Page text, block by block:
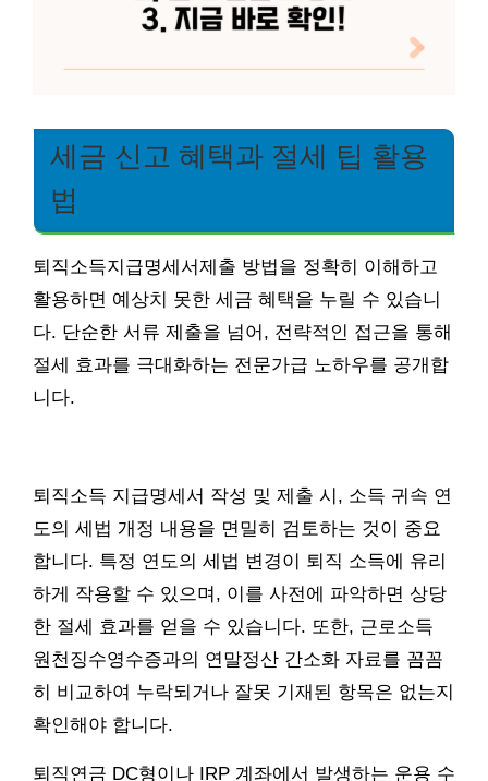
세금 신고 혜택과 절세 팁 활용
법
퇴직소득지급명세서제출 방법을 정확히 이해하고
활용하면 예상치 못한 세금 혜택을 누릴 수 있습니
다. 단순한 서류 제출을 넘어, 전략적인 접근을 통해
절세 효과를 극대화하는 전문가급 노하우를 공개합
니다.
퇴직소득 지급명세서 작성 및 제출 시, 소득 귀속 연
도의 세법 개정 내용을 면밀히 검토하는 것이 중요
합니다. 특정 연도의 세법 변경이 퇴직 소득에 유리
하게 작용할 수 있으며, 이를 사전에 파악하면 상당
한 절세 효과를 얻을 수 있습니다. 또한, 근로소득
원천징수영수증과의 연말정산 간소화 자료를 꼼꼼
히 비교하여 누락되거나 잘못 기재된 항목은 없는지
확인해야 합니다.
퇴직연금 DC형이나 IRP 계좌에서 발생하는 운용 수